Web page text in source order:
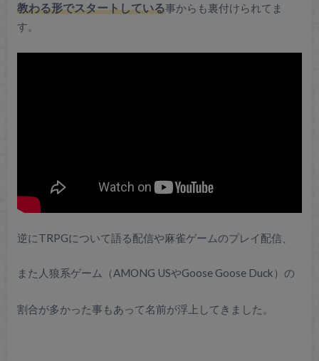
教わる形でスタートしている事からも裏付けられてま
す。
逆にTRPGについて語る配信や麻雀ゲームのプレイ配信、
また人狼系ゲーム（AMONG USやGoose Goose Duck）の
割合が多かった事もあって名前が浮上してきました。